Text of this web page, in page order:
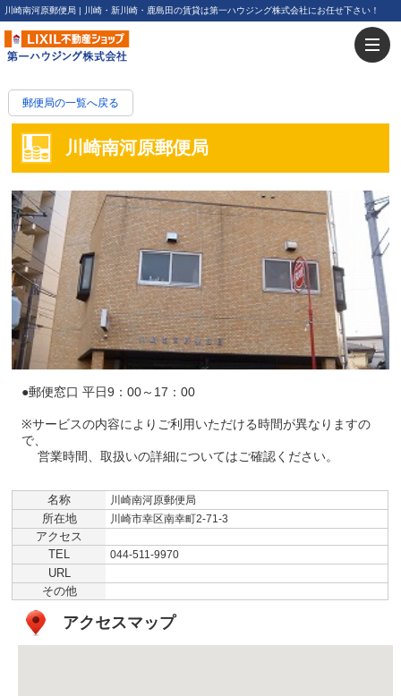
川崎南河原郵便局 | 川崎・新川崎・鹿島田の賃貸は第一ハウジング株式会社にお任せ下さい！
郵便局の一覧へ戻る
川崎南河原郵便局
●郵便窓口 平日9：00～17：00
※サービスの内容によりご利用いただける時間が異なりますの
で、
営業時間、取扱いの詳細についてはご確認ください。
名称 川崎南河原郵便局
所在地 川崎市幸区南幸町2-71-3
アクセス
TEL
044-511-9970
URL
その他
アクセスマップ